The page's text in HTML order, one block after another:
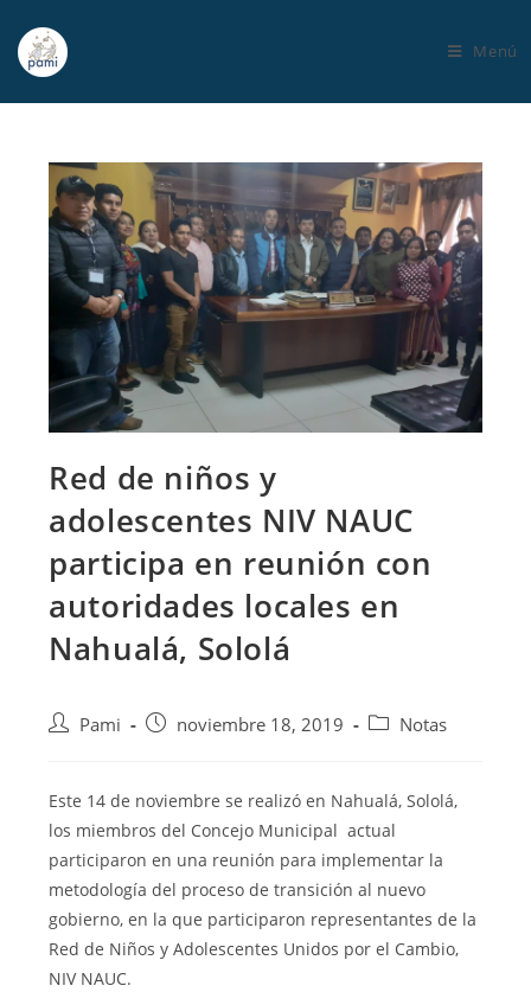
Menú
Red de niños y
adolescentes NIV NAUC
participa en reunión con
autoridades locales en
Nahualá, Sololá
Pami noviembre 18, 2019 Notas
Este 14 de noviembre se realizó en Nahualá, Sololá,
los miembros del Concejo Municipal actual
participaron en una reunión para implementar la
metodología del proceso de transición al nuevo
gobierno, en la que participaron representantes de la
Red de Niños y Adolescentes Unidos por el Cambio,
NIV NAUC.